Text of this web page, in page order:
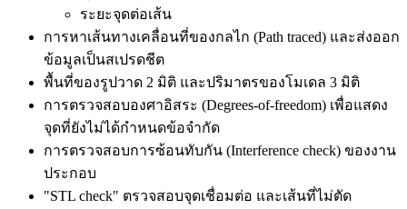
ระยะจุดต่อเส้น
การหาเส้นทางเคลื่อนที่ของกลไก (Path traced) และส่งออก
ข้อมูลเป็นสเปรดชีต
พื้นที่ของรูปวาด 2 มิติ และปริมาตรของโมเดล 3 มิติ
การตรวจสอบองศาอิสระ (Degrees-of-freedom) เพื่อแสดง
จุดที่ยังไม่ได้กำหนดข้อจำกัด
การตรวจสอบการซ้อนทับกัน (Interference check) ของงาน
ประกอบ
"STL check" ตรวจสอบจุดเชื่อมต่อ และเส้นที่ไม่ตัด